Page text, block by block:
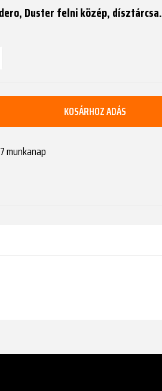
Duster felni közép, dísztárcsa.
KOSÁRHOZ ADÁS
munkanap